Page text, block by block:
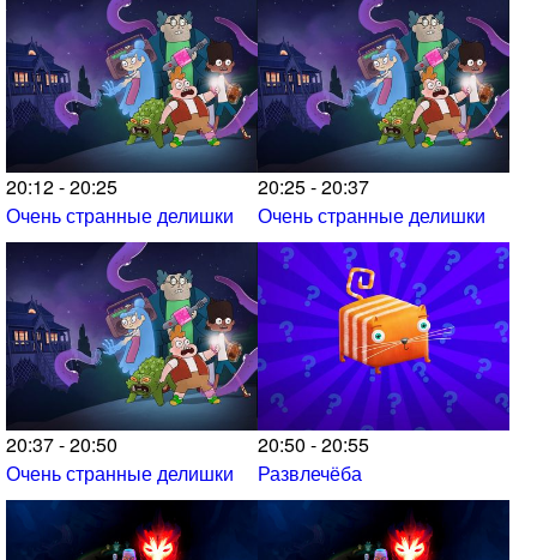
20:12 - 20:25
Очень странные делишки
20:25 - 20:37
Очень странные делишки
20:37 - 20:50
Очень странные делишки
20:50 - 20:55
Развлечёба